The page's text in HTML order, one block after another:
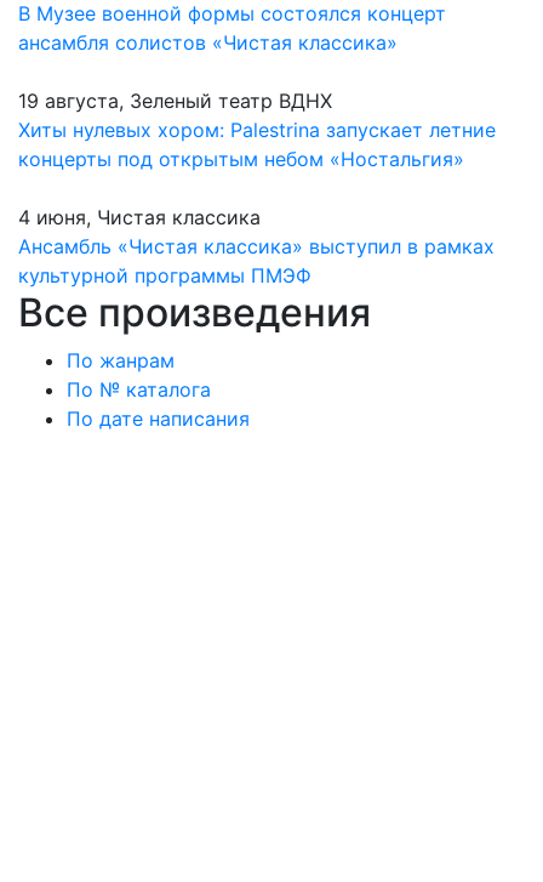
В Музее военной формы состоялся концерт
ансамбля солистов «Чистая классика»
19 августа, Зеленый театр ВДНХ
Хиты нулевых хором: Palestrina запускает летние
концерты под открытым небом «Ностальгия»
4 июня, Чистая классика
Ансамбль «Чистая классика» выступил в рамках
культурной программы ПМЭФ
Все произведения
По жанрам
По № каталога
По дате написания